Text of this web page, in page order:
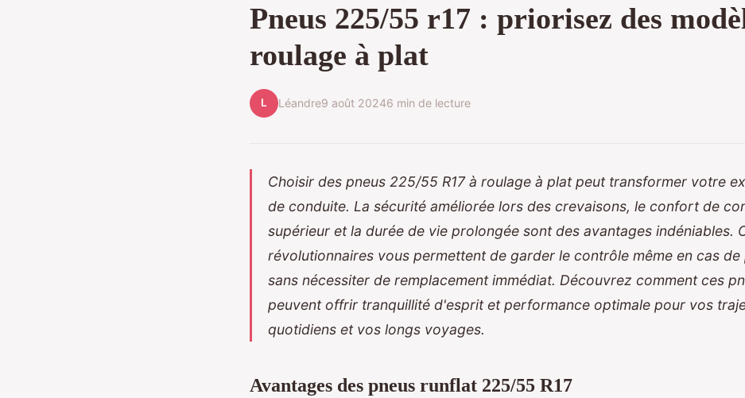
Pneus 225/55 r17 : priorisez des
roulage à plat
L Léandre9 août 20246 min de lecture
Choisir des pneus 225/55 R17 à roulage à plat peut transformer votre
de conduite. La sécurité améliorée lors des crevaisons, le confort de
supérieur et la durée de vie prolongée sont des avantages indéniables.
révolutionnaires vous permettent de garder le contrôle même en cas de
sans nécessiter de remplacement immédiat. Découvrez comment ces
peuvent offrir tranquillité d'esprit et performance optimale pour vos
quotidiens et vos longs voyages.
Avantages des pneus runflat 225/55 R17